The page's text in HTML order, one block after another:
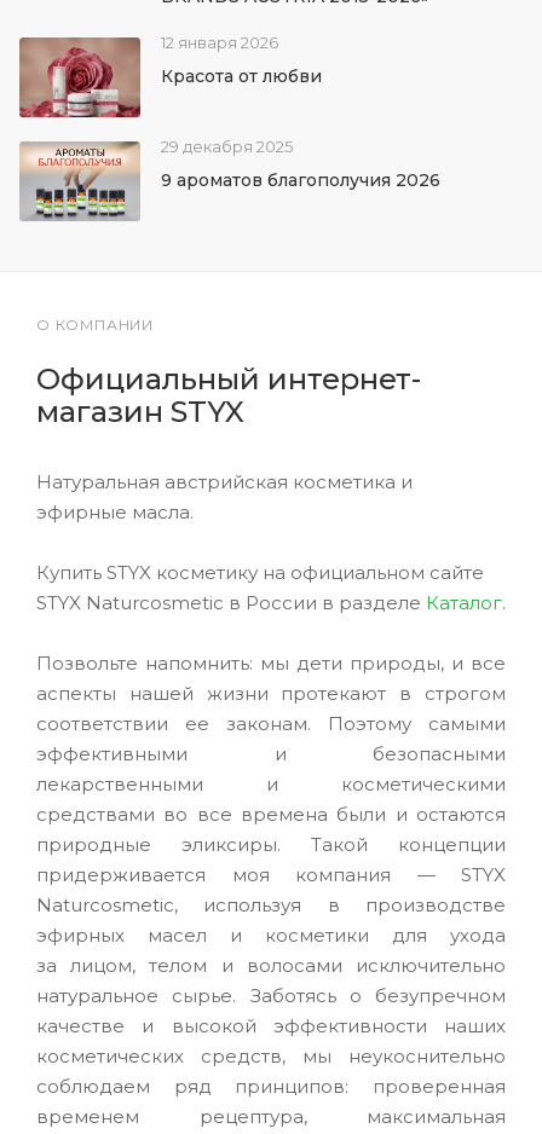
12 января 2026
Красота от любви
29 декабря 2025
9 ароматов благополучия 2026
О КОМПАНИИ
Официальный интернет-
магазин STYX
Натуральная австрийская косметика и
эфирные масла.
Купить STYX косметику на официальном сайте
STYX Naturcosmetic в России в разделе Каталог.
Позвольте напомнить: мы дети природы, и все
аспекты нашей жизни протекают в строгом
соответствии ее законам. Поэтому самыми
эффективными и безопасными
лекарственными и косметическими
средствами во все времена были и остаются
природные эликсиры. Такой концепции
придерживается моя компания — STYX
Naturcosmetic, используя в производстве
эфирных масел и косметики для ухода
за лицом, телом и волосами исключительно
натуральное сырье. Заботясь о безупречном
качестве и высокой эффективности наших
косметических средств, мы неукоснительно
соблюдаем ряд принципов: проверенная
временем рецептура, максимальная